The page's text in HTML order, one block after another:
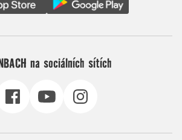
na sociálních sítích